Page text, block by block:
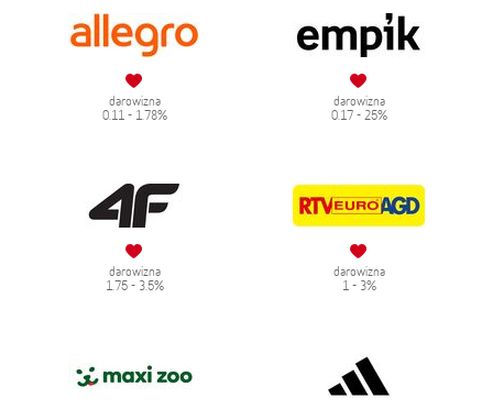
darowizna
0.11 - 1.78%
darowizna
0.17 - 25%
darowizna
1.75 - 3.5%
darowizna
1 - 3%